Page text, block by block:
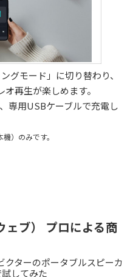
グモード」に切り替わり、
再生が楽しめます。
専用USBケーブルで充電し
）のみです。
ェブ） プロによる商
クターのポータブルスピーカ
してみた